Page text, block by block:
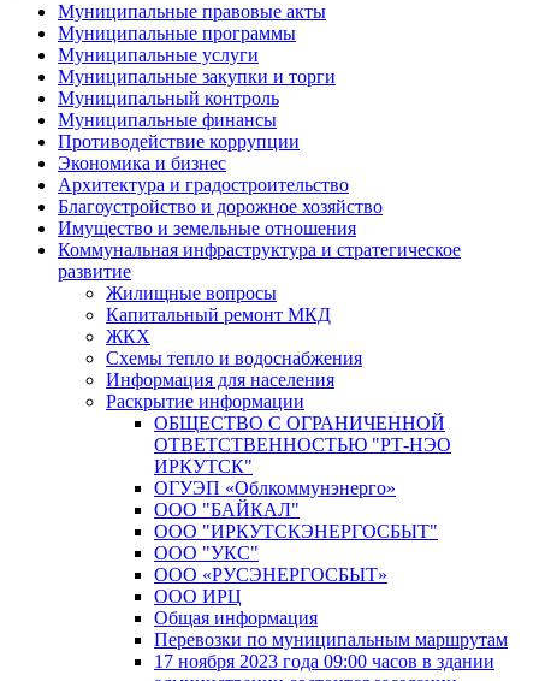
Муниципальные правовые акты
Муниципальные программы
Муниципальные услуги
Муниципальные закупки и торги
Муниципальный контроль
Муниципальные финансы
Противодействие коррупции
Экономика и бизнес
Архитектура и градостроительство
Благоустройство и дорожное хозяйство
Имущество и земельные отношения
Коммунальная инфраструктура и стратегическое
развитие
Жилищные вопросы
Капитальный ремонт МКД
ЖКХ
Схемы тепло и водоснабжения
Информация для населения
Раскрытие информации
ОБЩЕСТВО С ОГРАНИЧЕННОЙ
ОТВЕТСТВЕННОСТЬЮ "РТ-НЭО
ИРКУТСК"
ОГУЭП «Облкоммунэнерго»
ООО "БАЙКАЛ"
ООО "ИРКУТСКЭНЕРГОСБЫТ"
ООО "УКС"
ООО «РУСЭНЕРГОСБЫТ»
ООО ИРЦ
Общая информация
Перевозки по муниципальным маршрутам
17 ноября 2023 года 09:00 часов в здании